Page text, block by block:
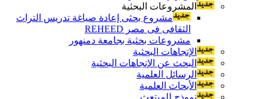
المشروعات البحثية
مشروع بحثى إعادة صياغة تدريس التراث
الثقافى فى مصر REHEED
مشروعات بحثية بجامعة دمنهور
الإتجاهات البحثية
البحث عن الإتجاهات البحثية
الرسائل العلمية
الأبحاث العلمية
نموذج للمبتعث